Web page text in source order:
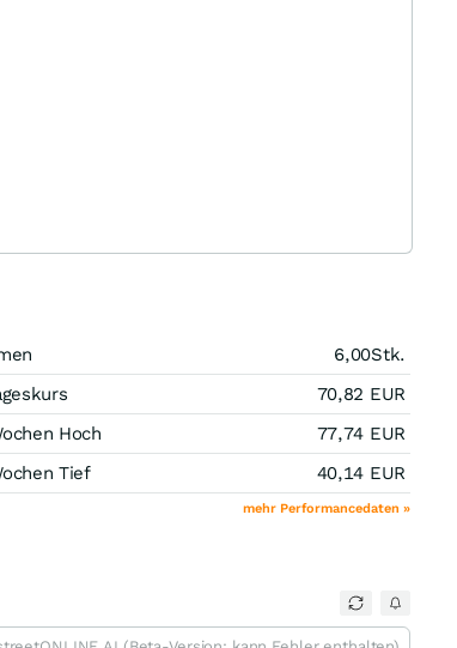
6,00Stk.
70,82 EUR
Hoch
77,74 EUR
Tief
40,14 EUR
mehr Performancedaten »